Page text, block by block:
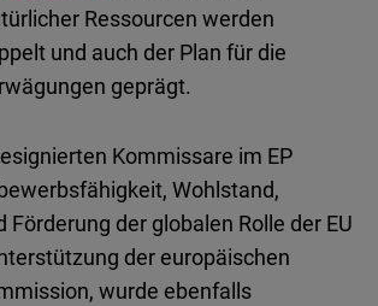
Ressourcen werden
und auch der Plan für die
geprägt.
Kommissare im EP
Wohlstand,
der globalen Rolle der EU
der europäischen
wurde ebenfalls